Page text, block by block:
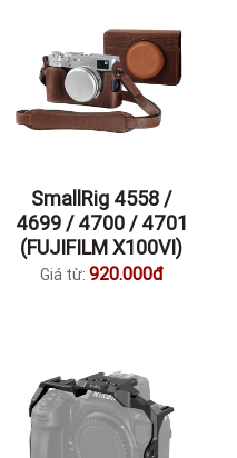
SmallRig 4558 /
4699 / 4700 / 4701
(FUJIFILM X100VI)
Giá từ: 920.000đ